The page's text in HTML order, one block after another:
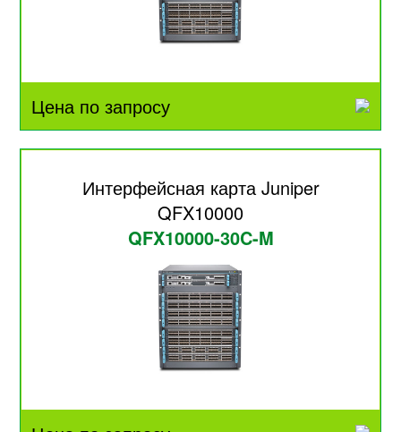
Цена по запросу
Интерфейсная карта Juniper
QFX10000
QFX10000-30C-M